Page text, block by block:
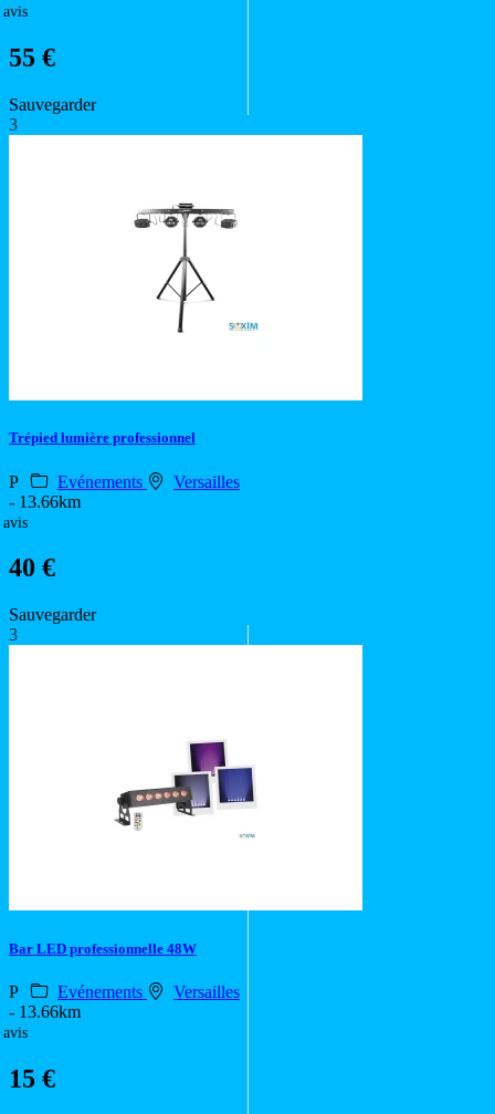
avis
55 €
Sauvegarder
3
Trépied lumière professionnel
P Evénements
Versailles
- 13.66km
avis
40 €
Sauvegarder
3
Bar LED professionnelle 48W
P Evénements
Versailles
- 13.66km
avis
15 €